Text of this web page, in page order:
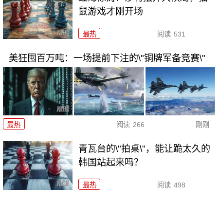
鼠游戏才刚开场
最热 阅读 531
美狂囤百万吨：一场提前下注的\"铜牌军备竞赛\"
最热 阅读 266 刚刚
青瓦台的\"拍桌\"，能让跪太久的
韩国站起来吗？
最热 阅读 498